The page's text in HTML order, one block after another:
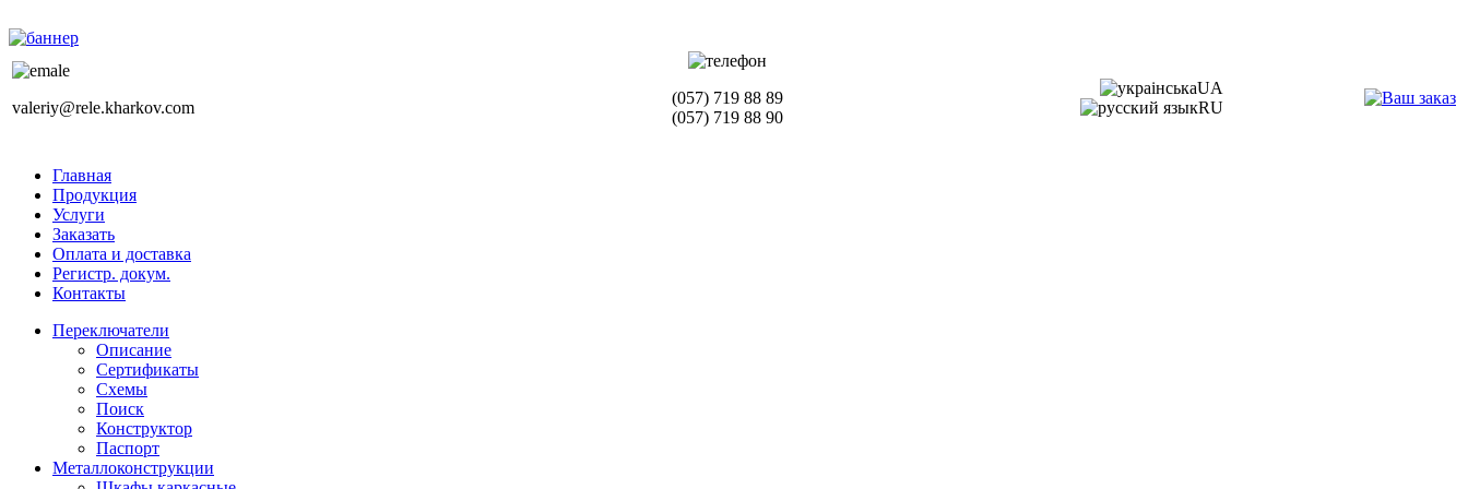
valeriy@rele.kharkov.com
(057) 719 88 89
(057) 719 88 90
UA
RU
Главная
Продукция
Услуги
Заказать
Оплата и доставка
Регистр. докум.
Контакты
Переключатели
Описание
Сертификаты
Схемы
Поиск
Конструктор
Паспорт
Металлоконструкции